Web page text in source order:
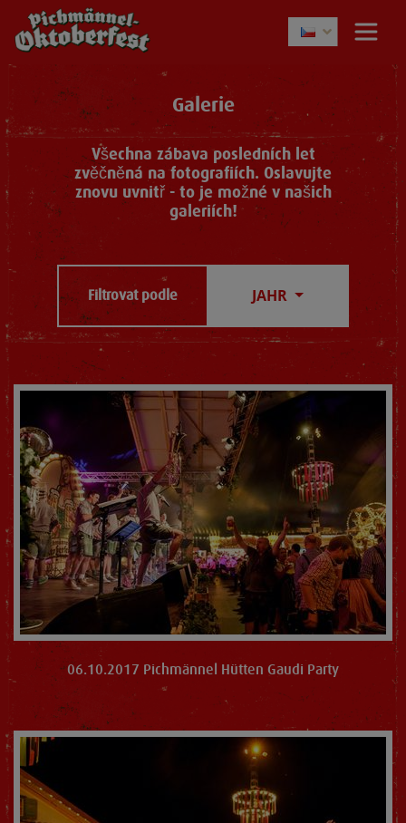
Galerie
Všechna zábava posledních let
zvěčněná na fotografiích. Oslavujte
znovu uvnitř - to je možné v našich
galeriích!
Filtrovat podle JAHR
06.10.2017 Pichmännel Hütten Gaudi Party